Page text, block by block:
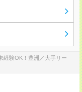
経験OK！豊洲／大手リー